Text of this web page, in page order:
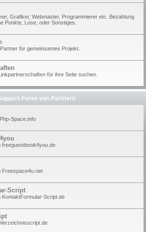
Grafiker, Webmaster, Programmierer etc. Bezahlung
Punkte, Lose, oder Sonstiges.
für gemeinsames Projekt.
für ihre Seite suchen.
Foren von Partnern
Space.info
freeguestbook4you.de
Freespace4u.net
Script
KontaktFormular-Script.de